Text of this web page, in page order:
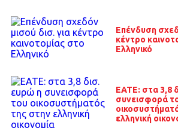
Επένδυση
κέντρο
Ελληνικό
EATE: στα 3,8
συνεισφορά
ελληνική